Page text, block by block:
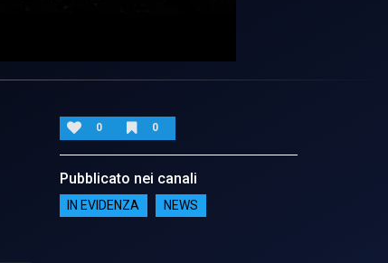
0 0
Pubblicato nei canali
IN EVIDENZA NEWS